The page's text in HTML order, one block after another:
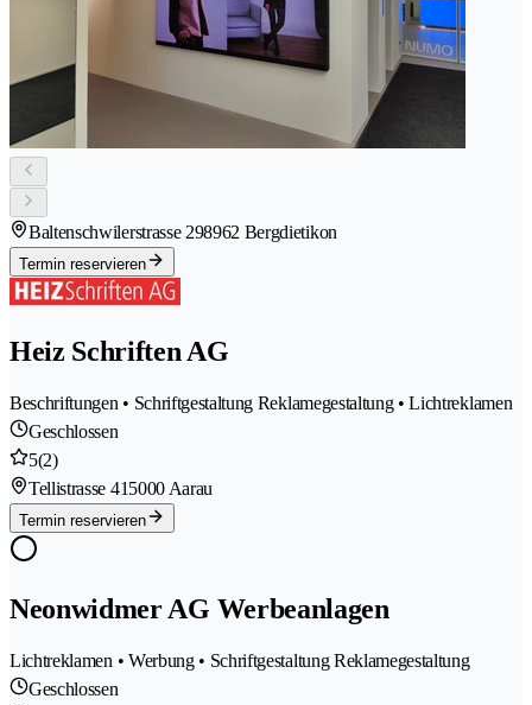
Baltenschwilerstrasse 298962 Bergdietikon
Termin reservieren
Heiz Schriften AG
Beschriftungen • Schriftgestaltung Reklamegestaltung • Lichtreklamen
Geschlossen
5(2)
Tellistrasse 415000 Aarau
Termin reservieren
Neonwidmer AG Werbeanlagen
Lichtreklamen • Werbung • Schriftgestaltung Reklamegestaltung
Geschlossen